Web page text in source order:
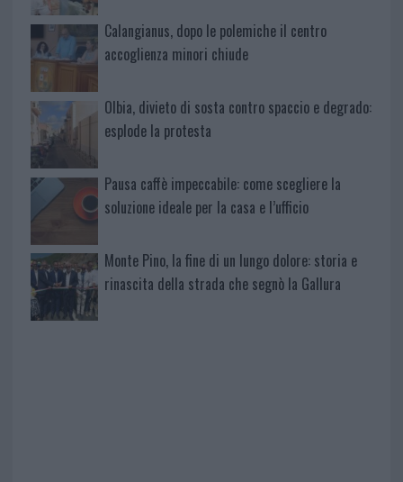
Calangianus, dopo le polemiche il centro
accoglienza minori chiude
Olbia, divieto di sosta contro spaccio e degrado:
esplode la protesta
Pausa caffè impeccabile: come scegliere la
soluzione ideale per la casa e l’ufficio
Monte Pino, la fine di un lungo dolore: storia e
rinascita della strada che segnò la Gallura